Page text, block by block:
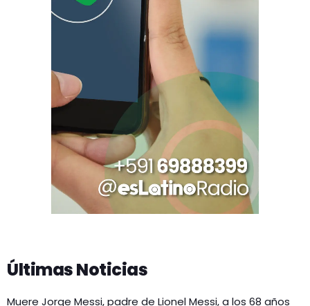
Últimas Noticias
Muere Jorge Messi, padre de Lionel Messi, a los 68 años